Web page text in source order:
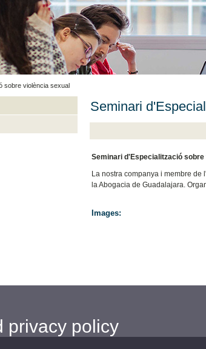
sobre violència sexual
Seminari
Seminari d'Especialització
La nostra companya i membre
la Abogacia de Guadalajara.
Images:
privacy policy